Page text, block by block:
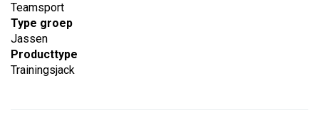
Teamsport
Type groep
Jassen
Producttype
Trainingsjack